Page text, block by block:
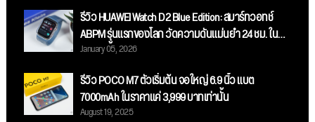
รีวิว HUAWEI Watch D2 Blue Edition: สมาร์ทวอทช์
ABPM รุ่นแรกของโลก วัดความดันแม่นยำ 24 ชม. ใน
ดีไซน์สีน้ำเงินสุดสปอร์ต!
January 05, 2026
รีวิว POCO M7 ตัวเริ่มต้น จอใหญ่ 6.9 นิ้ว แบต
7000mAh ในราคาแค่ 3,999 บาทเท่านั้น
August 19, 2025